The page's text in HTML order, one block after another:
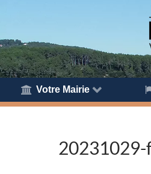
Votre Mairie
20231029-